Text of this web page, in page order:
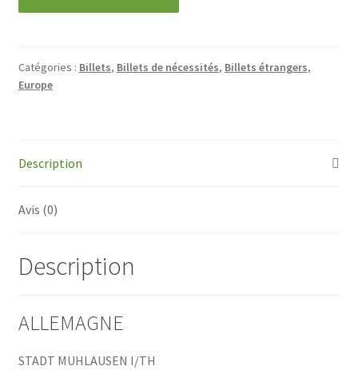
ALLEMAGNE
i/Th
-
Catégories : Billets, Billets de nécessités, Billets étrangers,
Europe
Description
Avis (0)
Description
ALLEMAGNE
STADT MUHLAUSEN I/TH